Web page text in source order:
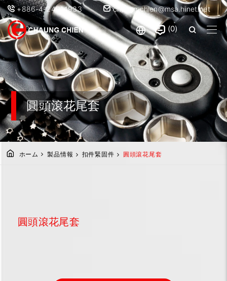
+886-4-24914933 chaung.chien@msa.hinet.net
0
圓頭滾花尾套
ホーム 製品情報 扣件緊固件 圓頭滾花尾套
圓頭滾花尾套